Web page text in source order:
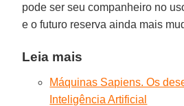
pode ser seu companheiro no
e o futuro reserva ainda mais
Leia mais
Máquinas Sapiens. Os
Inteligência Artificial